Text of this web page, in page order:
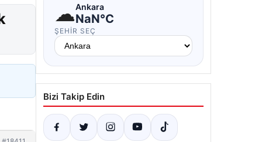
☁Ankara
NaN°C
ŞEHIR SEÇ
Bizi Takip Edin